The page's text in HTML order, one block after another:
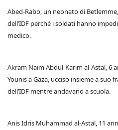
Abed-Rabo, un neonato di
dell’IDF perché i soldati hanno
medico.
Akram Naim Abdul-Karim al-Astal, 6
Younis a Gaza, ucciso insieme a suo
dell’IDF mentre andavano a scuola.
Anis Idris Muhammad al-Astal, 11